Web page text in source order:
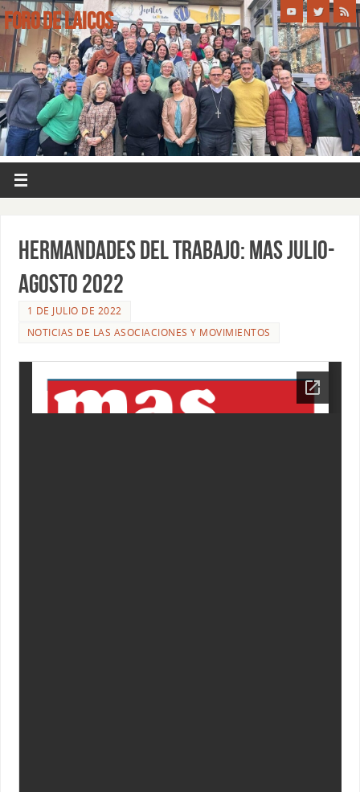
FORO DE LAICOS
HERMANDADES DEL TRABAJO: MAS JULIO-
AGOSTO 2022
1 DE JULIO DE 2022
NOTICIAS DE LAS ASOCIACIONES Y MOVIMIENTOS